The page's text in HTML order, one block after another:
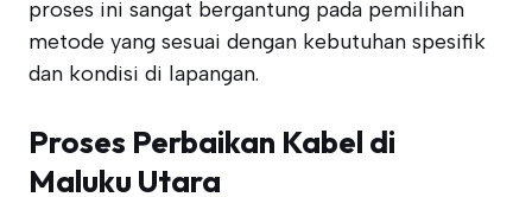
proses ini sangat bergantung pada pemilihan
metode yang sesuai dengan kebutuhan spesifik
dan kondisi di lapangan.
Proses Perbaikan Kabel di
Maluku Utara